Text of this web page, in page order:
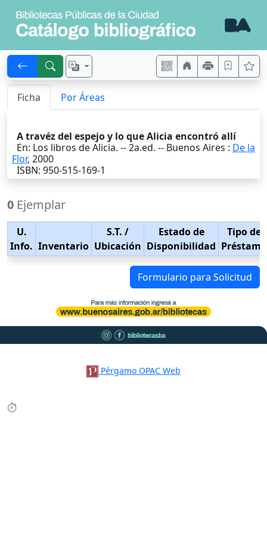
Ficha Por Áreas
A travéz del espejo y lo que Alicia encontró allí
En: Los libros de Alicia. -- 2a.ed. -- Buenos Aires : De la
Flor, 2000
ISBN: 950-515-169-1
0 Ejemplar
U.
Info. Inventario
S.T. /
Ubicación
Estado de
Disponibilidad
Tipo de
Préstamo
Formulario para Solicitud
Pérgamo OPAC Web